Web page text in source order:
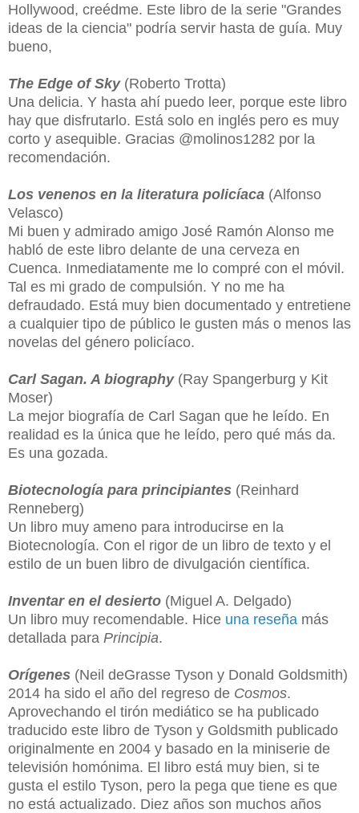
Hollywood, creédme. Este libro de la serie "Grandes
ideas de la ciencia" podría servir hasta de guía. Muy
bueno,
The Edge of Sky(Roberto Trotta)
Una delicia. Y hasta ahí puedo leer, porque este libro
hay que disfrutarlo. Está solo en inglés pero es muy
corto y asequible. Gracias @molinos1282 por la
recomendación.
Los venenos en la literatura policíaca (Alfonso
Velasco)
Mi buen y admirado amigo José Ramón Alonso me
habló de este libro delante de una cerveza en
Cuenca. Inmediatamente me lo compré con el móvil.
Tal es mi grado de compulsión. Y no me ha
defraudado. Está muy bien documentado y entretiene
a cualquier tipo de público le gusten más o menos las
novelas del género policíaco.
Carl Sagan. A biography(Ray Spangerburg y Kit
Moser)
La mejor biografía de Carl Sagan que he leído. En
realidad es la única que he leído, pero qué más da.
Es una gozada.
Biotecnología para principiantes (Reinhard
Renneberg)
Un libro muy ameno para introducirse en la
Biotecnología. Con el rigor de un libro de texto y el
estilo de un buen libro de divulgación científica.
Inventar en el desierto (Miguel A. Delgado)
Un libro muy recomendable. Hice una reseña más
detallada para Principia.
Orígenes (Neil deGrasse Tyson y Donald Goldsmith)
2014 ha sido el año del regreso de Cosmos.
Aprovechando el tirón mediático se ha publicado
traducido este libro de Tyson y Goldsmith publicado
originalmente en 2004 y basado en la miniserie de
televisión homónima. El libro está muy bien, si te
gusta el estilo Tyson, pero la pega que tiene es que
no está actualizado. Diez años son muchos años